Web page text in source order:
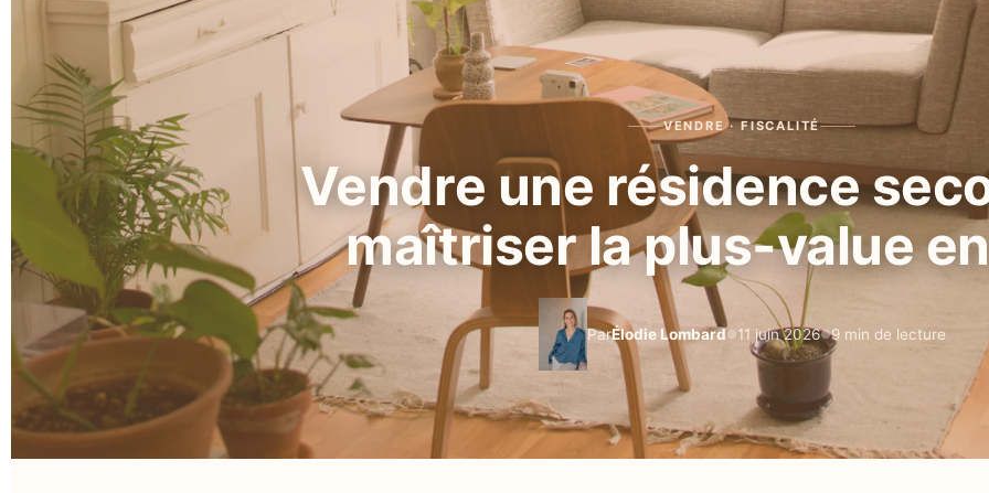
VENDRE · FISCALITÉ
Vendre une résidence
maîtriser la plus-value
ParÉlodie Lombard●11 juin 2026●9 min de lecture